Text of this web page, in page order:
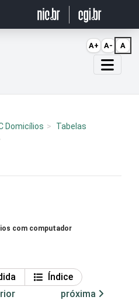
Domicílios
Tabelas
com computador
Índice
próxima
A+ A- A